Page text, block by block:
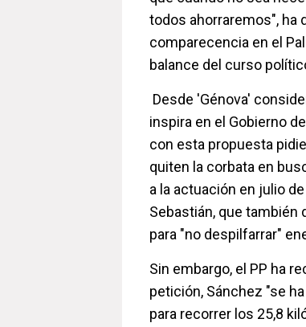
todos ahorraremos", ha
comparecencia en el
balance del curso
Desde 'Génova'
inspira en el Gobierno
con esta propuesta
quiten la corbata en
a la actuación en julio
Sebastián, que
para "no despilfarrar"
Sin embargo, el PP ha
petición, Sánchez "se
para recorrer los 25,8